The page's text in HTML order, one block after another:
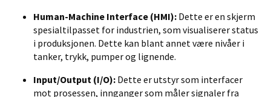
Human-Machine Interface (HMI): Dette er en skjerm
spesialtilpasset for industrien, som visualiserer status
i produksjonen. Dette kan blant annet være nivåer i
tanker, trykk, pumper og lignende.
Input/Output (I/O): Dette er utstyr som interfacer
mot prosessen, innganger som målersignaler fra